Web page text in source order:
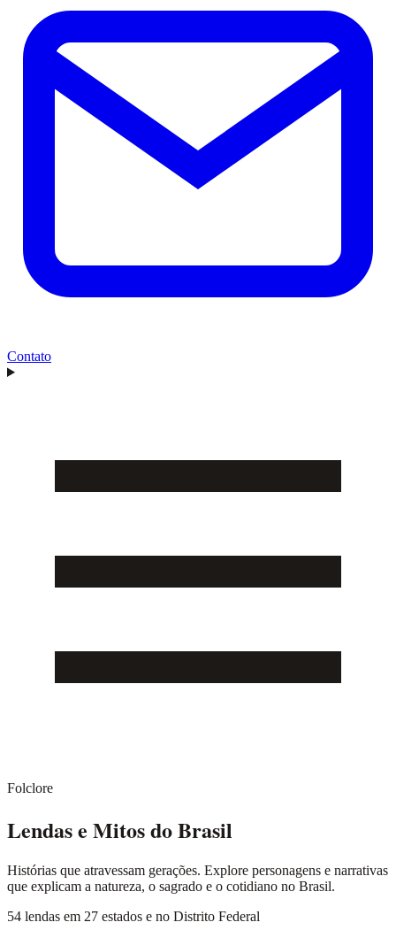
Contato
Folclore
Lendas e Mitos do Brasil
Histórias que atravessam gerações. Explore personagens e narrativas
que explicam a natureza, o sagrado e o cotidiano no Brasil.
54 lendas em 27 estados e no Distrito Federal